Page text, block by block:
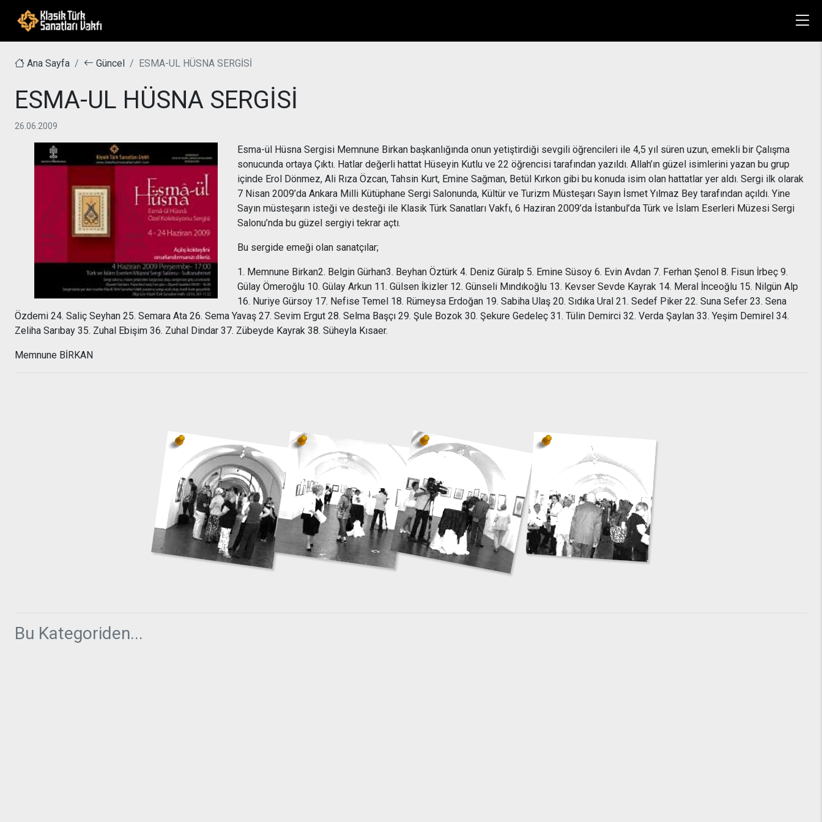
Ana Sayfa Güncel ESMA-UL HÜSNA SERGİSİ
ESMA-UL HÜSNA SERGİSİ
26.06.2009
Esma-ül Hüsna Sergisi Memnune Birkan başkanlığında onun yetiştirdiği sevgili öğrencileri ile 4,5 yıl süren uzun, emekli bir Çalışma
sonucunda ortaya Çıktı. Hatlar değerli hattat Hüseyin Kutlu ve 22 öğrencisi tarafından yazıldı. Allah’ın güzel isimlerini yazan bu grup
içinde Erol Dönmez, Ali Rıza Özcan, Tahsin Kurt, Emine Sağman, Betül Kırkon gibi bu konuda isim olan hattatlar yer aldı. Sergi ilk olarak
7 Nisan 2009’da Ankara Milli Kütüphane Sergi Salonunda, Kültür ve Turizm Müsteşarı Sayın İsmet Yılmaz Bey tarafından açıldı. Yine
Sayın müsteşarın isteği ve desteği ile Klasik Türk Sanatları Vakfı, 6 Haziran 2009’da İstanbul’da Türk ve İslam Eserleri Müzesi Sergi
Salonu’nda bu güzel sergiyi tekrar açtı.
Bu sergide emeği olan sanatçılar;
1. Memnune Birkan2. Belgin Gürhan3. Beyhan Öztürk 4. Deniz Güralp 5. Emine Süsoy 6. Evin Avdan 7. Ferhan Şenol 8. Fisun İrbeç 9.
Gülay Ömeroğlu 10. Gülay Arkun 11. Gülsen İkizler 12. Günseli Mındıkoğlu 13. Kevser Sevde Kayrak 14. Meral İnceoğlu 15. Nilgün Alp
16. Nuriye Gürsoy 17. Nefise Temel 18. Rümeysa Erdoğan 19. Sabiha Ulaş 20. Sıdıka Ural 21. Sedef Piker 22. Suna Sefer 23. Sena
Özdemi 24. Saliç Seyhan 25. Semara Ata 26. Sema Yavaş 27. Sevim Ergut 28. Selma Başçı 29. Şule Bozok 30. Şekure Gedeleç 31. Tülin Demirci 32. Verda Şaylan 33. Yeşim Demirel 34.
Zeliha Sarıbay 35. Zuhal Ebişim 36. Zuhal Dindar 37. Zübeyde Kayrak 38. Süheyla Kısaer.
Memnune BİRKAN
Bu Kategoriden...